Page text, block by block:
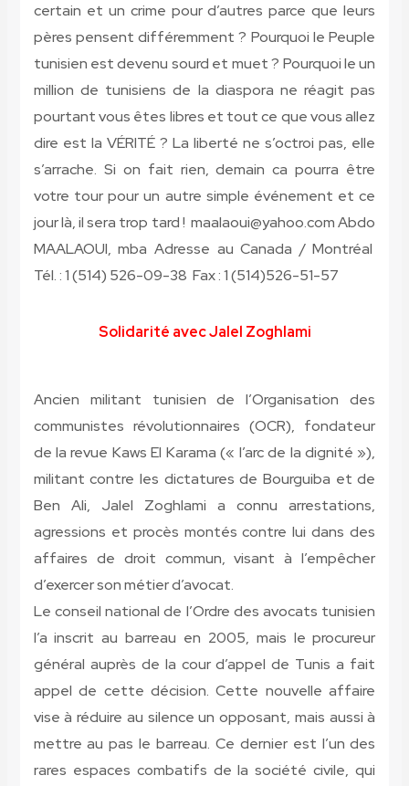
certain et un crime pour d’autres parce que leurs
pères pensent différemment ? Pourquoi le Peuple
tunisien est devenu sourd et muet ? Pourquoi le un
million de tunisiens de la diaspora ne réagit pas
pourtant vous êtes libres et tout ce que vous allez
dire est la VÉRITÉ ? La liberté ne s’octroi pas, elle
s’arrache. Si on fait rien, demain ca pourra être
votre tour pour un autre simple événement et ce
jour là, il sera trop tard ! maalaoui@yahoo.com Abdo
MAALAOUI, mba Adresse au Canada / Montréal
Tél. : 1 (514) 526-09-38 Fax : 1 (514)526-51-57
Solidarité avec Jalel Zoghlami
Ancien militant tunisien de l’Organisation des
communistes révolutionnaires (OCR), fondateur
de la revue Kaws El Karama (« l’arc de la dignité »),
militant contre les dictatures de Bourguiba et de
Ben Ali, Jalel Zoghlami a connu arrestations,
agressions et procès montés contre lui dans des
affaires de droit commun, visant à l’empêcher
d’exercer son métier d’avocat.
Le conseil national de l’Ordre des avocats tunisien
l’a inscrit au barreau en 2005, mais le procureur
général auprès de la cour d’appel de Tunis a fait
appel de cette décision. Cette nouvelle affaire
vise à réduire au silence un opposant, mais aussi à
mettre au pas le barreau. Ce dernier est l’un des
rares espaces combatifs de la société civile, qui